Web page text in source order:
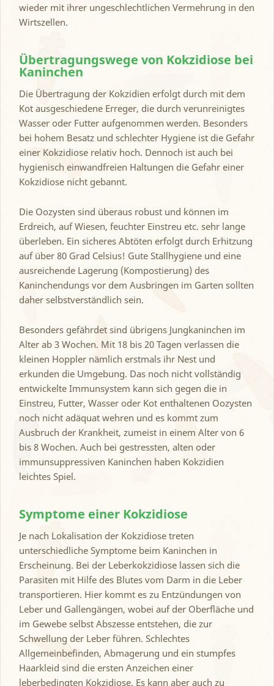
wieder mit ihrer ungeschlechtlichen Vermehrung in den
Wirtszellen.
Übertragungswege von Kokzidiose bei
Kaninchen
Die Übertragung der Kokzidien erfolgt durch mit dem
Kot ausgeschiedene Erreger, die durch verunreinigtes
Wasser oder Futter aufgenommen werden. Besonders
bei hohem Besatz und schlechter Hygiene ist die Gefahr
einer Kokzidiose relativ hoch. Dennoch ist auch bei
hygienisch einwandfreien Haltungen die Gefahr einer
Kokzidiose nicht gebannt.
Die Oozysten sind überaus robust und können im
Erdreich, auf Wiesen, feuchter Einstreu etc. sehr lange
überleben. Ein sicheres Abtöten erfolgt durch Erhitzung
auf über 80 Grad Celsius! Gute Stallhygiene und eine
ausreichende Lagerung (Kompostierung) des
Kaninchendungs vor dem Ausbringen im Garten sollten
daher selbstverständlich sein.
Besonders gefährdet sind übrigens Jungkaninchen im
Alter ab 3 Wochen. Mit 18 bis 20 Tagen verlassen die
kleinen Hoppler nämlich erstmals ihr Nest und
erkunden die Umgebung. Das noch nicht vollständig
entwickelte Immunsystem kann sich gegen die in
Einstreu, Futter, Wasser oder Kot enthaltenen Oozysten
noch nicht adäquat wehren und es kommt zum
Ausbruch der Krankheit, zumeist in einem Alter von 6
bis 8 Wochen. Auch bei gestressten, alten oder
immunsuppressiven Kaninchen haben Kokzidien
leichtes Spiel.
Symptome einer Kokzidiose
Je nach Lokalisation der Kokzidiose treten
unterschiedliche Symptome beim Kaninchen in
Erscheinung. Bei der Leberkokzidiose lassen sich die
Parasiten mit Hilfe des Blutes vom Darm in die Leber
transportieren. Hier kommt es zu Entzündungen von
Leber und Gallengängen, wobei auf der Oberfläche und
im Gewebe selbst Abszesse entstehen, die zur
Schwellung der Leber führen. Schlechtes
Allgemeinbefinden, Abmagerung und ein stumpfes
Haarkleid sind die ersten Anzeichen einer
leberbedingten Kokzidiose. Es kann aber auch zu